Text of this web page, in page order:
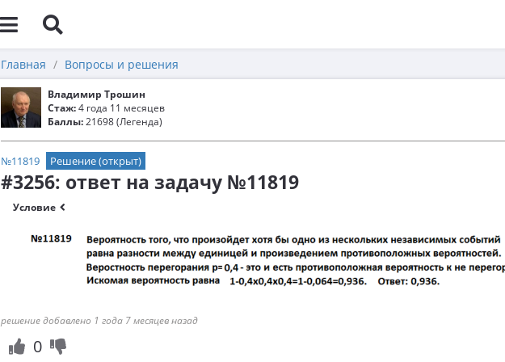
Главная Вопросы и решения
Владимир Трошин
Стаж:4 года 11 месяцев
Баллы:21698 (Легенда)
№11819 Решение (открыт)
#3256: ответ на задачу №11819
Условие
решение добавлено 1 года 7 месяцев назад
0